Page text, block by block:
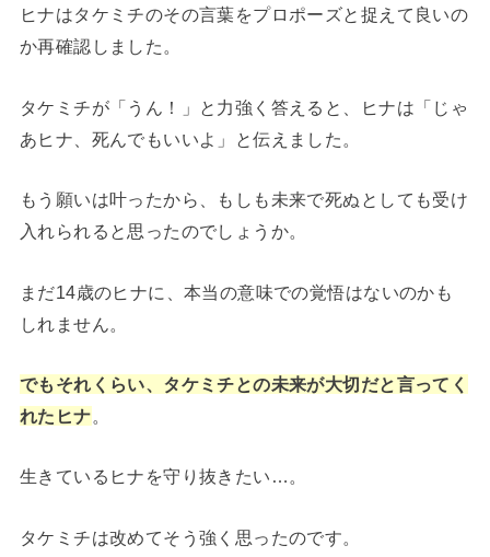
ヒナはタケミチのその言葉をプロポーズと捉えて良いの
か再確認しました。
タケミチが「うん！」と力強く答えると、ヒナは「じゃ
あヒナ、死んでもいいよ」と伝えました。
もう願いは叶ったから、もしも未来で死ぬとしても受け
入れられると思ったのでしょうか。
まだ14歳のヒナに、本当の意味での覚悟はないのかも
しれません。
でもそれくらい、タケミチとの未来が大切だと言ってく
れたヒナ。
生きているヒナを守り抜きたい…。
タケミチは改めてそう強く思ったのです。